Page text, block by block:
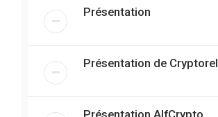
Présentation
Présentation de Cryptorel
Présentation AlfCrypto